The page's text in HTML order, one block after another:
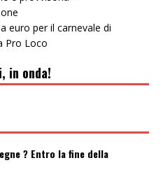
euro per il carnevale di
Pro Loco
in onda!
? Entro la fine della